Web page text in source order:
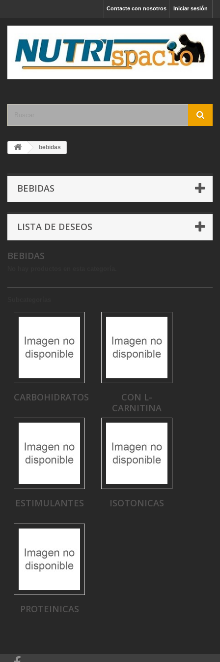
Iniciar sesión
Contacte con nosotros
bebidas
BEBIDAS
LISTA DE DESEOS
BEBIDAS
CARBOHIDRATOS
CON L-
CARNITINA
ESTIMULANTES ISOTONICAS
PROTEINICAS